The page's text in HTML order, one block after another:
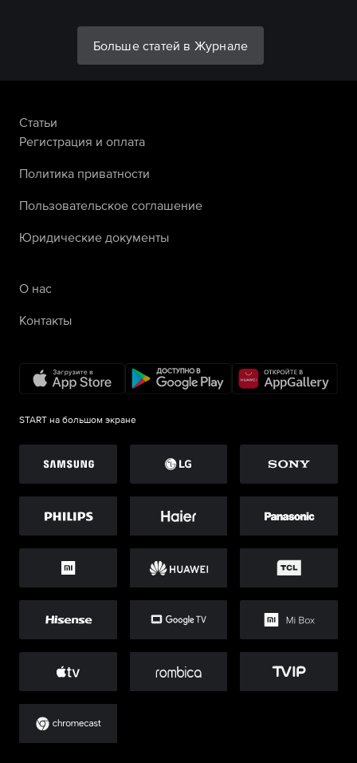
Больше статей в Журнале
Статьи
Регистрация и оплата
Политика приватности
Пользовательское соглашение
Юридические документы
О нас
Контакты
START на большом экране